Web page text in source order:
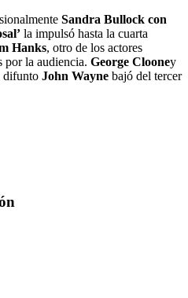
Sandra Bullock con
la impulsó hasta la cuarta
Hanks, otro de los actores
por la audiencia. George Clooney
difunto John Wayne bajó del tercer